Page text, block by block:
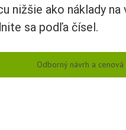
nižšie ako náklady
sa podľa čísel.
Odborný návrh a